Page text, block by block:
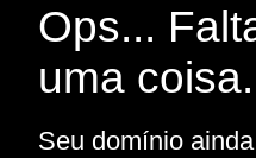
Ops...
uma
Seu domínio